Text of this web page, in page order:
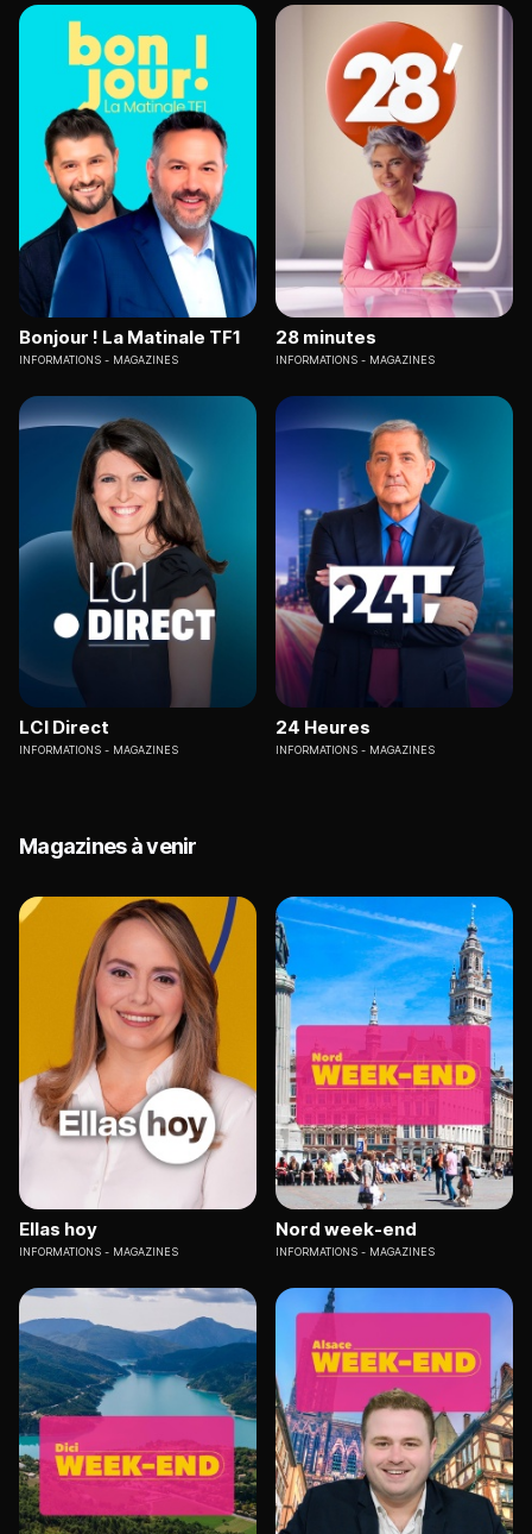
Bonjour ! La Matinale TF1
INFORMATIONS MAGAZINES
28 minutes
INFORMATIONS MAGAZINES
LCI Direct
INFORMATIONS MAGAZINES
24 Heures
INFORMATIONS MAGAZINES
Magazines à venir
Ellas hoy
INFORMATIONS MAGAZINES
Nord week-end
INFORMATIONS MAGAZINES